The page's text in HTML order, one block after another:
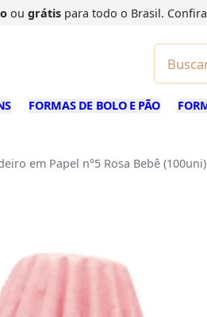
ou grátispara todo o Brasil. Confira
FORMAS DE BOLO E PÃO
em Papel n°5 Rosa Bebê